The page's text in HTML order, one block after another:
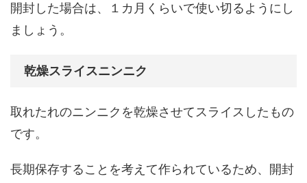
開封した場合は、１カ月くらいで使い切るようにし
ましょう。
乾燥スライスニンニク
取れたれのニンニクを乾燥させてスライスしたもの
です。
長期保存することを考えて作られているため、開封